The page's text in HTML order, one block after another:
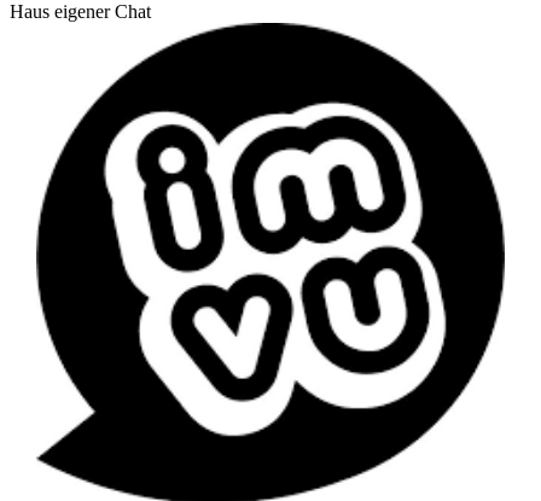
Haus eigener Chat